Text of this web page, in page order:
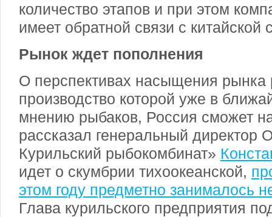
количество этапов и при этом
имеет обратной связи с китайской
Рынок ждет пополнения
О перспективах насыщения рынка
производство которой уже в
мнению рыбаков, Россия сможет
рассказал генеральный
Курильский рыбокомбинат»
идет о скумбрии тихоокеанской,
этом году предметно занималось
Глава курильского предприятия